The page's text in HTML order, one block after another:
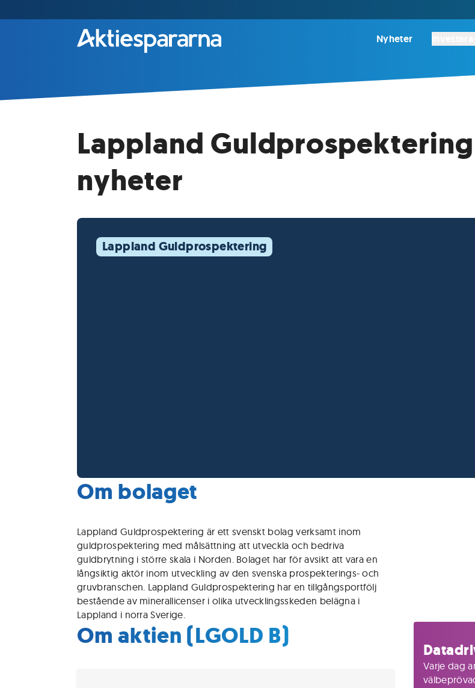
Nyheter
Lappland
nyheter
Lappland Guldprospektering
Om bolaget
Lappland Guldprospektering är ett svenskt bolag verksamt inom
guldprospektering med målsättning att utveckla och bedriva
guldbrytning i större skala i Norden. Bolaget har för avsikt att vara en
långsiktig aktör inom utveckling av den svenska prospekterings- och
gruvbranschen. Lappland Guldprospektering har en tillgångsportfölj
bestående av minerallicenser i olika utvecklingsskeden belägna i
Lappland i norra Sverige.
Om aktien (LGOLD B)
Varje dag